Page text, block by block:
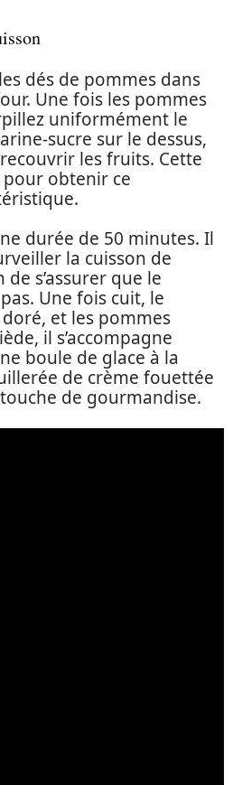
dés de pommes dans
Une fois les pommes
uniformément le
sucre sur le dessus,
les fruits. Cette
obtenir ce
durée de 50 minutes. Il
la cuisson de
s’assurer que le
Une fois cuit, le
et les pommes
il s’accompagne
boule de glace à la
de crème fouettée
de gourmandise.